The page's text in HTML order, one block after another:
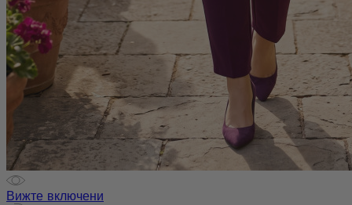
Вижте включени